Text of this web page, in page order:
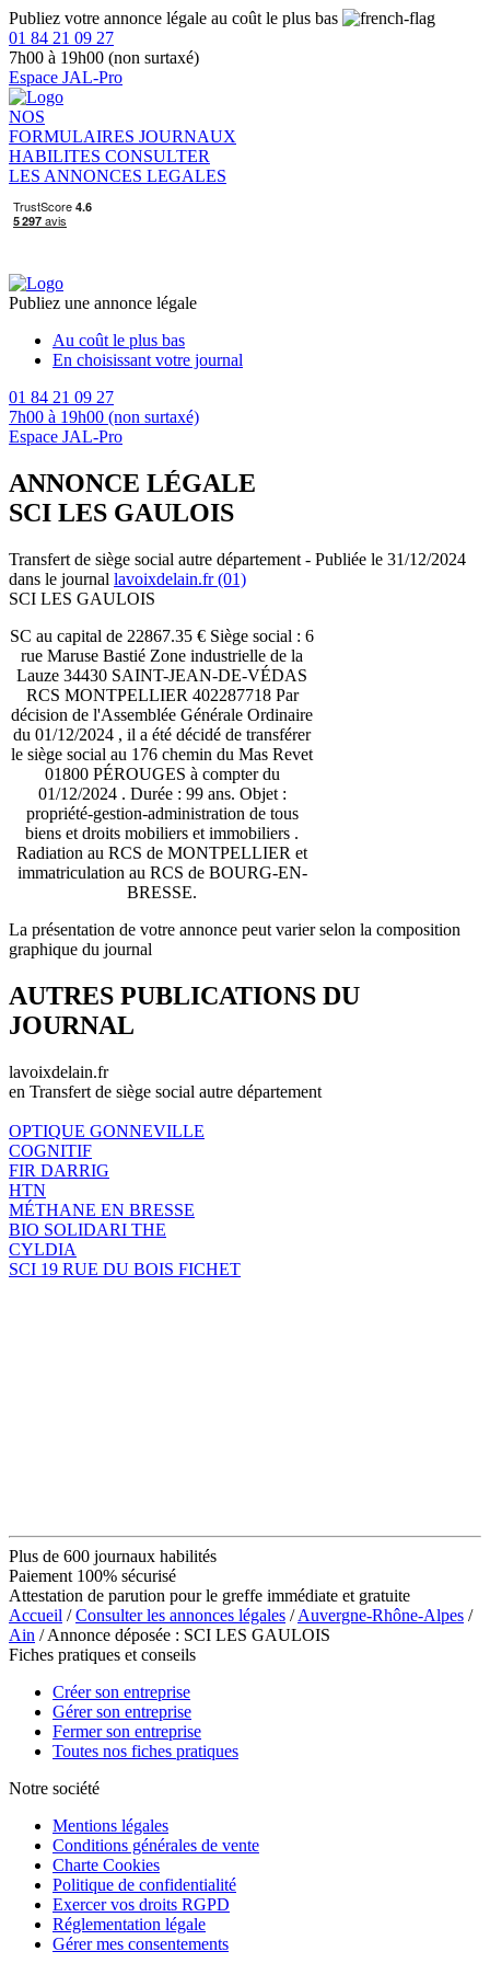
Publiez votre annonce légale au coût le plus bas
01 84 21 09 27
7h00 à 19h00 (non surtaxé)
Espace JAL-Pro
NOS
FORMULAIRES JOURNAUX
HABILITES CONSULTER
LES ANNONCES LEGALES
Publiez une annonce légale
Au coût le plus bas
En choisissant votre journal
01 84 21 09 27
7h00 à 19h00 (non surtaxé)
Espace JAL-Pro
ANNONCE LÉGALE
SCI LES GAULOIS
Transfert de siège social autre département - Publiée le 31/12/2024
dans le journal lavoixdelain.fr (01)
SCI LES GAULOIS
SC au capital de 22867.35 € Siège social : 6
rue Maruse Bastié Zone industrielle de la
Lauze 34430 SAINT-JEAN-DE-VÉDAS
RCS MONTPELLIER 402287718 Par
décision de l'Assemblée Générale Ordinaire
du 01/12/2024 , il a été décidé de transférer
le siège social au 176 chemin du Mas Revet
01800 PÉROUGES à compter du
01/12/2024 . Durée : 99 ans. Objet :
propriété-gestion-administration de tous
biens et droits mobiliers et immobiliers .
Radiation au RCS de MONTPELLIER et
immatriculation au RCS de BOURG-EN-
BRESSE.
La présentation de votre annonce peut varier selon la composition
graphique du journal
AUTRES PUBLICATIONS DU
JOURNAL
lavoixdelain.fr
en Transfert de siège social autre département
OPTIQUE GONNEVILLE
COGNITIF
FIR DARRIG
HTN
MÉTHANE EN BRESSE
BIO SOLIDARI THE
CYLDIA
SCI 19 RUE DU BOIS FICHET
Plus de 600 journaux habilités
Paiement 100% sécurisé
Attestation de parution pour le greffe immédiate et gratuite
Accueil /Consulter les annonces légales /Auvergne-Rhône-Alpes /
Ain / Annonce déposée : SCI LES GAULOIS
Fiches pratiques et conseils
Créer son entreprise
Gérer son entreprise
Fermer son entreprise
Toutes nos fiches pratiques
Notre société
Mentions légales
Conditions générales de vente
Charte Cookies
Politique de confidentialité
Exercer vos droits RGPD
Réglementation légale
Gérer mes consentements